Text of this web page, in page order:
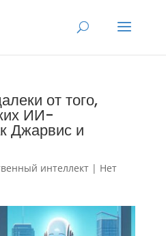
от того,
ИИ-
Джарвис и
интеллект| Нет